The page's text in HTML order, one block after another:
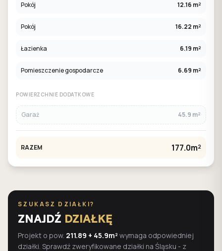
Pokój 12.16 m²
Pokój 16.22 m²
Łazienka 6.19 m²
Pomieszczenie gospodarcze 6.69 m²
POWIERZCHNIE DODATKOWE
Garaż 45.9 m²
RAZEM 177.0m²
SZUKASZ DZIAŁKI?
ZNAJDŹ DZIAŁKĘ
Projekt o pow. 211.89 + 45.9m² wymaga odpowiedniej
działki. Sprawdź zweryfikowane działki na Śląsku - z